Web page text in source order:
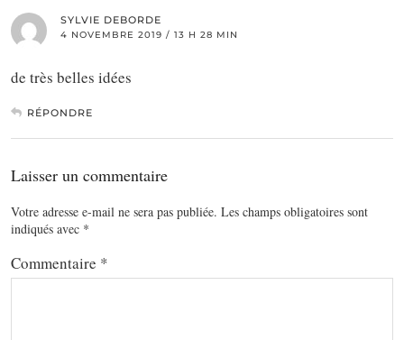
SYLVIE DEBORDE
4 NOVEMBRE 2019 / 13 H 28 MIN
de très belles idées
RÉPONDRE
Laisser un commentaire
Votre adresse e-mail ne sera pas publiée. Les champs obligatoires sont
indiqués avec *
Commentaire *